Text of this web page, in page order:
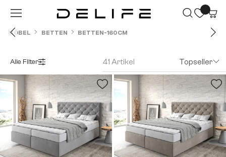
Zum Hauptinhalt springen
MÖBEL BETTEN BETTEN-160CM
Alle Filter 41 Artikel Topseller